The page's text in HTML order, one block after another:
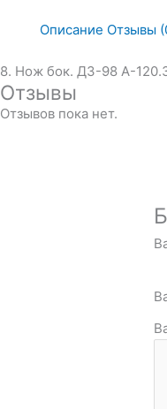
Описание Отзывы
8. Нож бок. ДЗ-98 А-
Отзывы
Отзывов пока нет.